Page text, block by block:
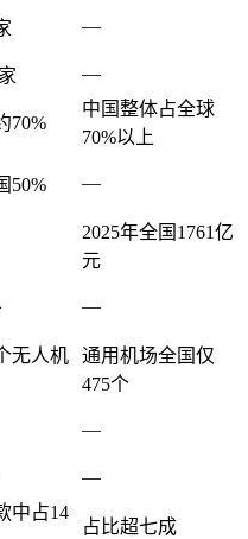
—
—
70%
中国整体占全球
70%以上
50% —
2025年全国1761亿
元
—
无人机
通用机场全国仅
475个
—
—
中占14
占比超七成